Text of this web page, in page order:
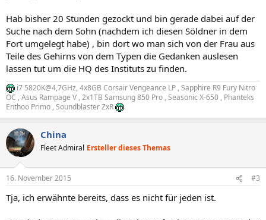
Hab bisher 20 Stunden gezockt und bin gerade dabei auf der
Suche nach dem Sohn (nachdem ich diesen Söldner in dem
Fort umgelegt habe) , bin dort wo man sich von der Frau aus
Teile des Gehirns von dem Typen die Gedanken auslesen
lassen tut um die HQ des Instituts zu finden.
i7 5820K@4,7GHz, 4x8GB Corsair Vengeance LP , Sapphire R9 Fury Nitro
OC , Asus Rampage V , 2x1TB Samsung 850 Pro , Seasonic X-650 , Phanteks
Enthoo Primo , Soundblaster ZxR
China
Fleet Admiral Ersteller dieses Themas
16. November 2015 #3
Tja, ich erwähnte bereits, dass es nicht für jeden ist.